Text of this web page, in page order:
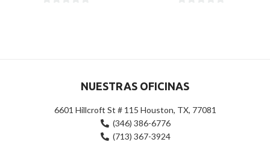
NUESTRAS OFICINAS
6601 Hillcroft St # 115 Houston, TX, 77081
(346) 386-6776
(713) 367-3924